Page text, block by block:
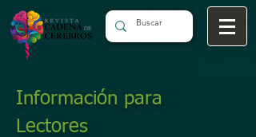
Información para
Lectores